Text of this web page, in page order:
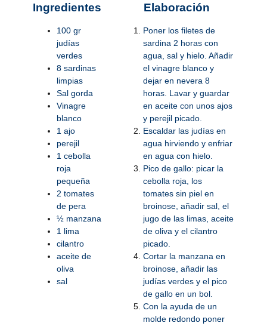
Ingredientes
100 gr
judías
verdes
8 sardinas
limpias
Sal gorda
Vinagre
blanco
1 ajo
perejil
1 cebolla
roja
pequeña
2 tomates
de pera
½ manzana
1 lima
cilantro
aceite de
oliva
sal
Elaboración
Poner los filetes de
sardina 2 horas con
agua, sal y hielo. Añadir
el vinagre blanco y
dejar en nevera 8
horas. Lavar y guardar
en aceite con unos ajos
y perejil picado.
Escaldar las judías en
agua hirviendo y enfriar
en agua con hielo.
Pico de gallo: picar la
cebolla roja, los
tomates sin piel en
broinose, añadir sal, el
jugo de las limas, aceite
de oliva y el cilantro
picado.
Cortar la manzana en
broinose, añadir las
judías verdes y el pico
de gallo en un bol.
Con la ayuda de un
molde redondo poner